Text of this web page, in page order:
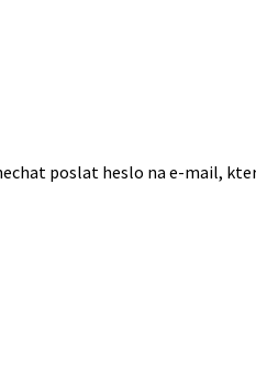
poslat heslo na e-mail,